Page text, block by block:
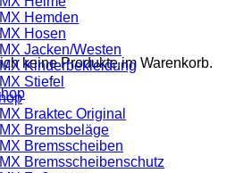
keine Produkte im Warenkorb.
Hemden
Hosen
Jacken/Westen
Kinderbekleidung
Stiefel
Braktec Original
Bremsbeläge
Bremsscheiben
Bremsscheibenschutz